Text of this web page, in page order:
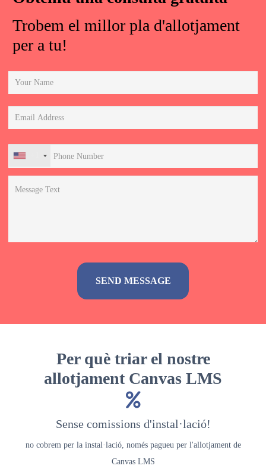
Trobem el millor pla d'allotjament
per a tu!
Per què triar el nostre
allotjament Canvas LMS
Sense comissions d'instal·lació!
no cobrem per la instal·lació, només pagueu per l'allotjament de
Canvas LMS